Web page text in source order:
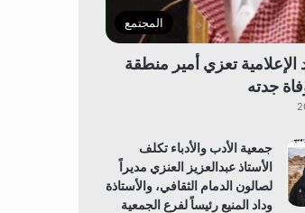
المجتمع
تعزي أمير منطقة
جدته
جمعية الأدب والأدباء تكلف
الأستاذ عبدالعزيز العنزي مديراً
لصالون الدمام الثقافي، والأستاذة
وداد المنيع رئيساً لفرع الجمعية